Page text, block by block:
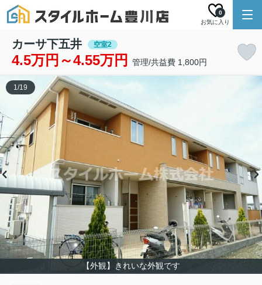
お気に入り
0
カーサ下五井 空室2
4.5万円～4.55万円 管理/共益費 1,800円
【外観】きれいな外観です
1/19